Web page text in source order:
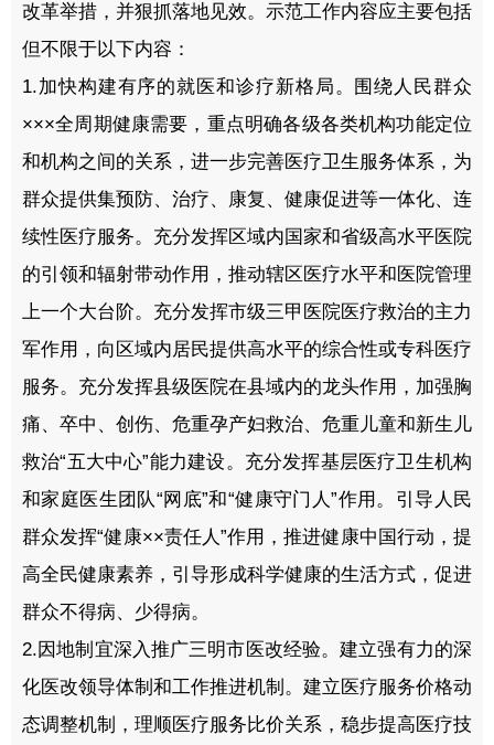
改革举措，并狠抓落地见效。示范工作内容应主要包括
但不限于以下内容：
1.加快构建有序的就医和诊疗新格局。围绕人民群众
×××全周期健康需要，重点明确各级各类机构功能定位
和机构之间的关系，进一步完善医疗卫生服务体系，为
群众提供集预防、治疗、康复、健康促进等一体化、连
续性医疗服务。充分发挥区域内国家和省级高水平医院
的引领和辐射带动作用，推动辖区医疗水平和医院管理
上一个大台阶。充分发挥市级三甲医院医疗救治的主力
军作用，向区域内居民提供高水平的综合性或专科医疗
服务。充分发挥县级医院在县域内的龙头作用，加强胸
痛、卒中、创伤、危重孕产妇救治、危重儿童和新生儿
救治“五大中心”能力建设。充分发挥基层医疗卫生机构
和家庭医生团队“网底”和“健康守门人”作用。引导人民
群众发挥“健康××责任人”作用，推进健康中国行动，提
高全民健康素养，引导形成科学健康的生活方式，促进
群众不得病、少得病。
2.因地制宜深入推广三明市医改经验。建立强有力的深
化医改领导体制和工作推进机制。建立医疗服务价格动
态调整机制，理顺医疗服务比价关系，稳步提高医疗技